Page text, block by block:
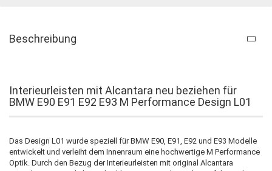
Beschreibung
Interieurleisten mit Alcantara neu beziehen für
BMW E90 E91 E92 E93 M Performance Design L01
Das Design L01 wurde speziell für BMW E90, E91, E92 und E93 Modelle
entwickelt und verleiht dem Innenraum eine hochwertige M Performance
Optik. Durch den Bezug der Interieurleisten mit original Alcantara